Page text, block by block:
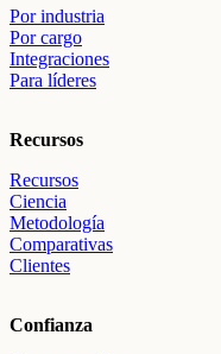
Por industria
Por cargo
Integraciones
Para líderes
Recursos
Recursos
Ciencia
Metodología
Comparativas
Clientes
Confianza